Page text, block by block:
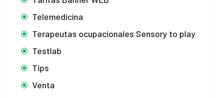
Telemedicina
Terapeutas ocupacionales Sensory to play
Testlab
Tips
Venta